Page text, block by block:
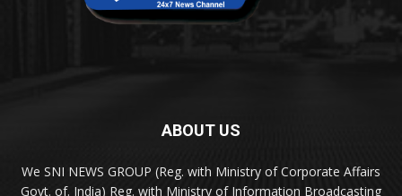
ABOUT US
We SNI NEWS GROUP (Reg. with Ministry of Corporate Affairs
Govt. of. India) Reg. with Ministry of Information Broadcasting